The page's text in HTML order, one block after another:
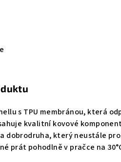
s TPU membránou, která
kvalitní kovové
dobrodruha, který neustále
prát pohodlně v pračce na